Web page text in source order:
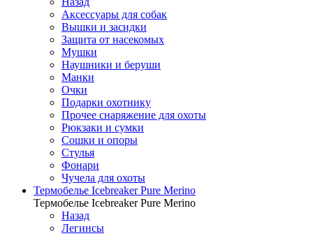
Аксессуары для собак
Вышки и засидки
Защита от насекомых
Мушки
Наушники и беруши
Манки
Очки
Подарки охотнику
Прочее снаряжение для охоты
Рюкзаки и сумки
Сошки и опоры
Стулья
Фонари
Чучела для охоты
Термобелье Icebreaker Pure Merino
Термобелье Icebreaker Pure Merino
Назад
Легинсы